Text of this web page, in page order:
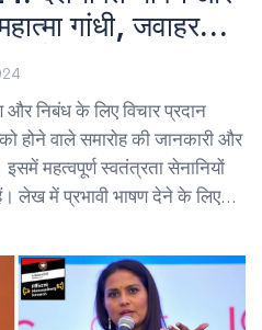
गांधी, जवाहरलाल
कहानियाँ
निबंध के लिए विचार प्रदान
वाले समारोह की जानकारी और
महत्वपूर्ण स्वतंत्रता सेनानियों
लेख में प्रभावी भाषण देने के लिए